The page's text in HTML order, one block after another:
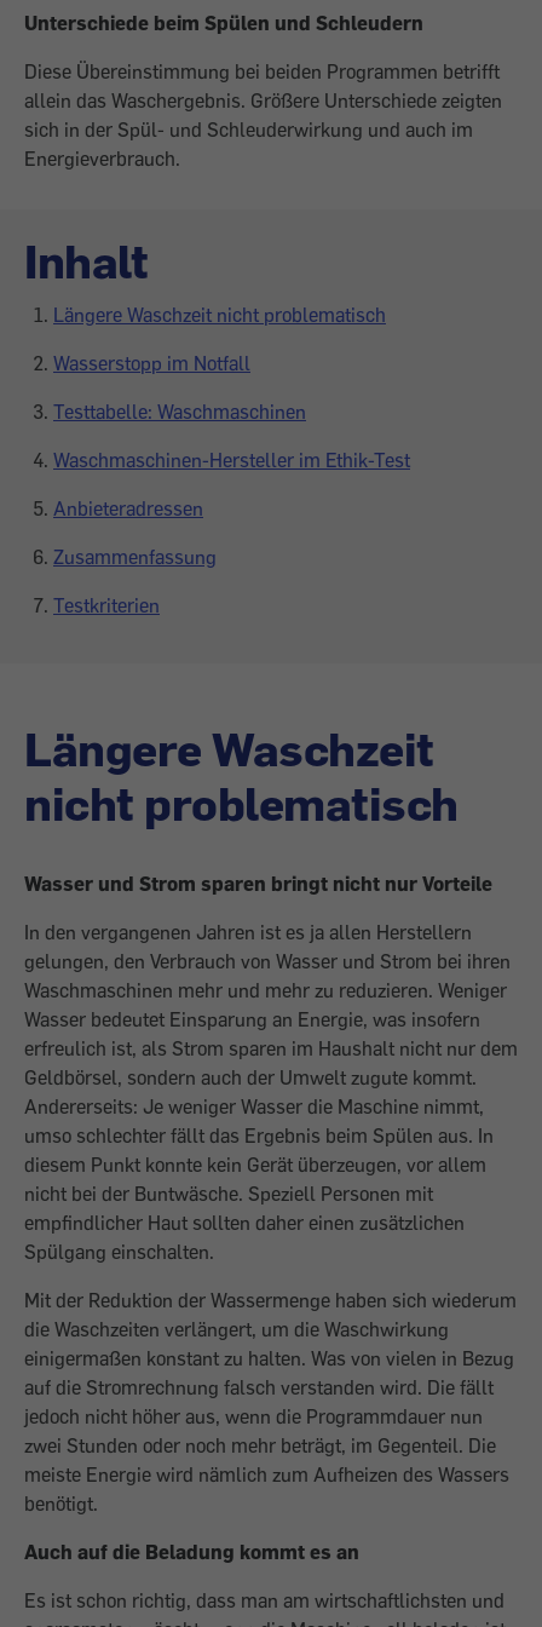
Unterschiede beim Spülen und Schleudern
Diese Übereinstimmung bei beiden Programmen betrifft
allein das Waschergebnis. Größere Unterschiede zeigten
sich in der Spül- und Schleuderwirkung und auch im
Energieverbrauch.
Inhalt
Längere Waschzeit nicht problematisch
Wasserstopp im Notfall
Testtabelle: Waschmaschinen
Waschmaschinen-Hersteller im Ethik-Test
Anbieteradressen
Zusammenfassung
Testkriterien
Längere Waschzeit
nicht problematisch
Wasser und Strom sparen bringt nicht nur Vorteile
In den vergangenen Jahren ist es ja allen Herstellern
gelungen, den Verbrauch von Wasser und Strom bei ihren
Waschmaschinen mehr und mehr zu reduzieren. Weniger
Wasser bedeutet Einsparung an Energie, was insofern
erfreulich ist, als Strom sparen im Haushalt nicht nur dem
Geldbörsel, ­sondern auch der Umwelt zugute kommt.
Andererseits: Je weniger Wasser die ­Maschine nimmt,
umso schlechter fällt das Ergebnis beim Spülen aus. In
diesem Punkt konnte kein Gerät überzeugen, vor allem
nicht bei der Buntwäsche. Speziell Personen mit
empfindlicher Haut sollten daher einen zusätzlichen
Spülgang einschalten.
Mit der Reduktion der Wassermenge haben sich wiederum
die Waschzeiten verlängert, um die Waschwirkung
einigermaßen konstant zu halten. Was von vielen in Bezug
auf die Stromrechnung falsch verstanden wird. Die fällt
jedoch nicht höher aus, wenn die Programmdauer nun
zwei Stunden oder noch mehr beträgt, im Gegenteil. Die
meiste ­Energie wird nämlich zum Aufheizen des Wassers
benötigt.
Auch auf die Beladung kommt es an
Es ist schon richtig, dass man am wirtschaftlichsten und